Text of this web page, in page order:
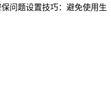
问题设置技巧：避免使用生